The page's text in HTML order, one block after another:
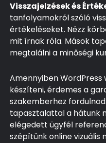
Visszajelzések és
tanfolyamokról szóló
értékeléseket. Nézz
mit írnak róla. Mások
megtalálni a minőségi
Amennyiben
készíteni, érdemes a
szakemberhez
tapasztalattal a hátunk
elégedett ügyfél
szépítünk online vizuális